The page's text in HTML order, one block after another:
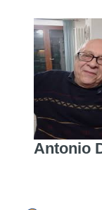
Antonio